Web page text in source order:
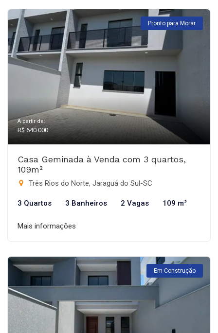
Pronto para Morar
A partir de:
R$ 640.000
Casa Geminada à Venda com 3 quartos,
109m²
Três Rios do Norte, Jaraguá do Sul-SC
3 Quartos 3 Banheiros 2 Vagas 109 m²
Mais informações
Em Construção